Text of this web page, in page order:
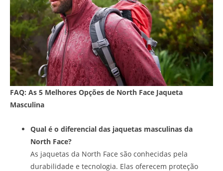
FAQ: As 5 Melhores Opções de North Face Jaqueta
Masculina
Qual é o diferencial das jaquetas masculinas da
North Face?
As jaquetas da North Face são conhecidas pela
durabilidade e tecnologia. Elas oferecem proteção